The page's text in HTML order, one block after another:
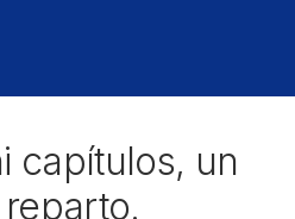
capítulos, un